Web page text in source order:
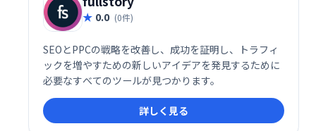
0.0 (0件)
SEOとPPCの戦略を改善し、成功を証明し、トラフィ
ックを増やすための新しいアイデアを発見するために
必要なすべてのツールが見つかります。
詳しく見る